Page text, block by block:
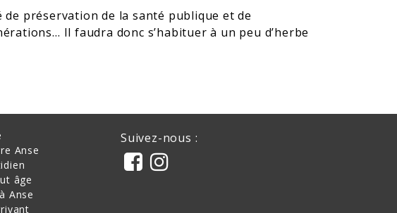
de préservation de la santé publique et de
Il faudra donc s’habituer à un peu d’herbe
Anse
âge
Anse
Suivez-nous :
La
Mairie
Mairie